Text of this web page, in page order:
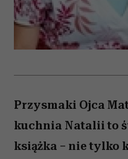
Przysmaki Ojca
kuchnia Natalii to
książka – nie tylko